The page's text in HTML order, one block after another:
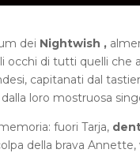
dei Nightwish ,
di tutti quelli che
capitanati dal
loro mostruosa
fuori Tarja,
della brava